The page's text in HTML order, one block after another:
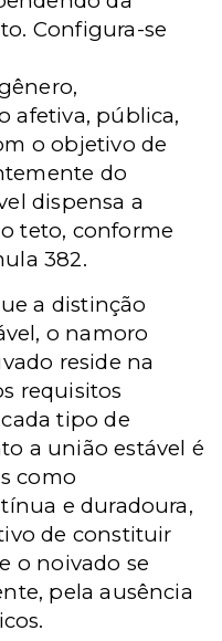
Configura-se
afetiva, pública,
o objetivo de
do
dispensa a
teto, conforme
382.
a distinção
o namoro
reside na
requisitos
tipo de
a união estável é
como
e duradoura,
de constituir
o noivado se
pela ausência